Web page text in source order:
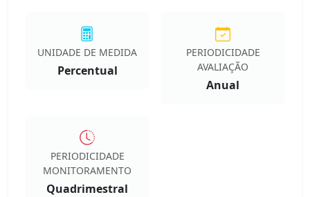
UNIDADE DE MEDIDA
Percentual
PERIODICIDADE
AVALIAÇÃO
Anual
PERIODICIDADE
MONITORAMENTO
Quadrimestral